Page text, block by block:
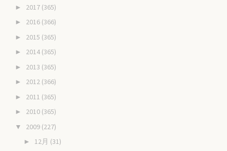
► 2017 (365)
► 2016 (366)
► 2015 (365)
► 2014 (365)
► 2013 (365)
► 2012 (366)
► 2011 (365)
► 2010 (365)
▼ 2009 (227)
► 12月 (31)